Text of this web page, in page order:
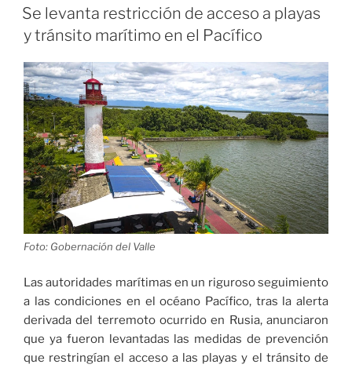
Colombia
Masculina
16
para
microciclo
de
trabajo
–
Agosto
2025»
EL
Se levanta restricción de acceso a playas
y tránsito marítimo en el Pacífico
Foto: Gobernación del Valle
Las autoridades marítimas en un riguroso seguimiento
a las condiciones en el océano Pacífico, tras la alerta
derivada del terremoto ocurrido en Rusia, anunciaron
que ya fueron levantadas las medidas de prevención
que restringían el acceso a las playas y el tránsito de